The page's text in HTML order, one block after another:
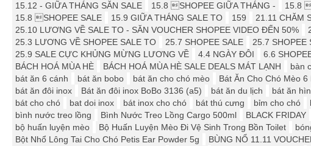
15.12 - GIỮA THÁNG SĂN SALE
15.8 SHOPEE GIỮA THÁNG -
15.8
15.8 SHOPEE SALE
15.9 ️GIỮA THÁNG SALE TO 159 21.11 CHĂM
25.10 LƯƠNG VỀ SALE TO - SĂN VOUCHER SHOPEE VIDEO ĐẾN 50%
25.3 LƯƠNG VỀ SHOPEE SALE TO
25.7 SHOPEE SALE 25.7 SHOPEE
25.9 SALE CỰC KHỦNG MỪNG LƯƠNG VỀ
4.4 NGÀY ĐÔI 6.6
BÁCH HOÁ MÙA HÈ
BÁCH HOÁ MÙA HÈ SALE DEALS MÁT LẠNH bàn
bát ăn 6 cánh
bát ăn bobo bát ăn cho chó mèo Bát Ăn Cho Chó Mèo
bát ăn đôi inox
Bát ăn đôi inox BoBo 3136 (a5) bát ăn du lịch bát ăn
bát cho chó
bat doi inox bát inox cho chó bát thú cưng bỉm cho chó
bình nước treo lồng
Bình Nước Treo Lồng Cargo 500ml BLACK FRIDAY
bộ huấn luyện mèo
Bộ Huấn Luyện Mèo Đi Vệ Sinh Trong Bồn Toilet
Bột Nhổ Lông Tai Cho Chó Petis Ear Powder 5g
BÙNG NỔ 11.11